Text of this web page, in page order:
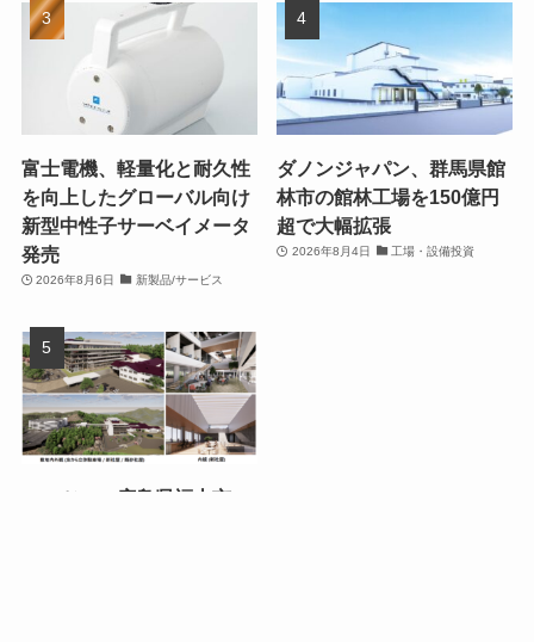
富士電機、軽量化と耐久性
を向上したグローバル向け
新型中性子サーベイメータ
発売
2026年8月6日 新製品/サービス
ダノンジャパン、群馬県館
林市の館林工場を150億円
超で大幅拡張
2026年8月4日 工場・設備投資
ローツェ、広島県福山市の